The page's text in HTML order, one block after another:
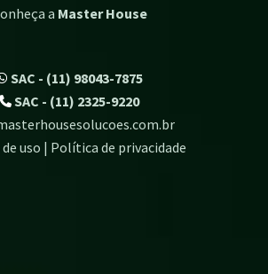
a Master House
SAC - (11) 98043-7875
SAC - (11) 2325-9220
uso | Política de privacidade